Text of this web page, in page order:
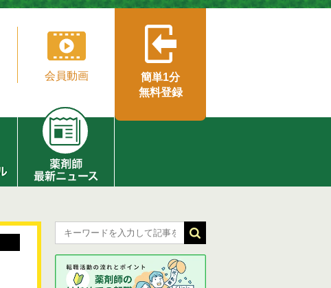
会員動画
簡単1分
無料登録